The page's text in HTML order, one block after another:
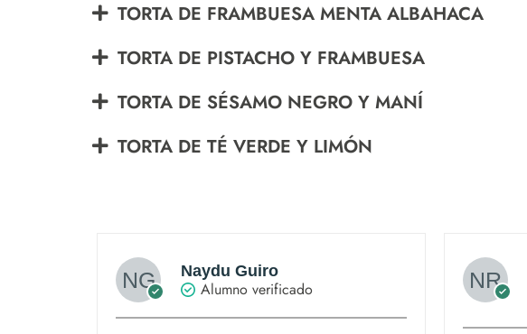
TORTA DE FRAMBUESA MENTA ALBAHACA
TORTA DE PISTACHO Y FRAMBUESA
TORTA DE SÉSAMO NEGRO Y MANÍ
TORTA DE TÉ VERDE Y LIMÓN
Naydu Guiro
Alumno verificado